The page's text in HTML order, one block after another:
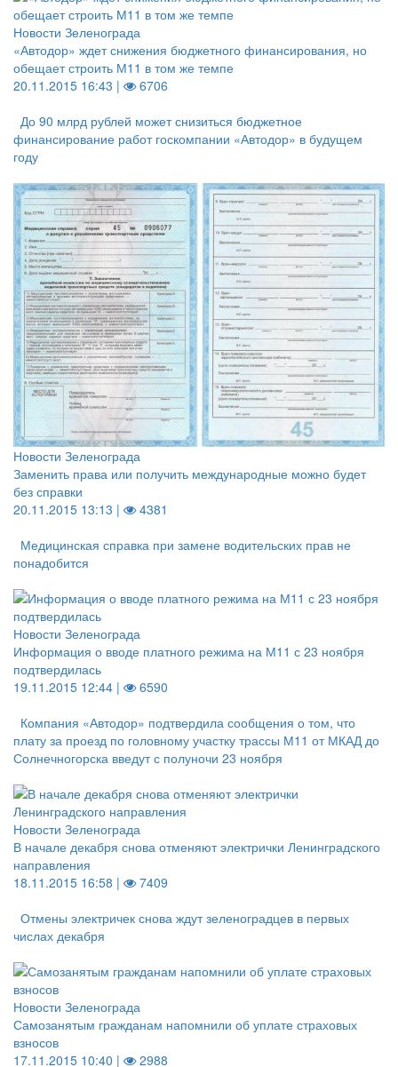
Новости Зеленограда
«Автодор» ждет снижения бюджетного финансирования, но
обещает строить М11 в том же темпе
20.11.2015 16:43 |
6706
До 90 млрд рублей может снизиться бюджетное
финансирование работ госкомпании «Автодор» в будущем
году
Новости Зеленограда
Заменить права или получить международные можно будет
без справки
20.11.2015 13:13 |
4381
Медицинская справка при замене водительских прав не
понадобится
Новости Зеленограда
Информация о вводе платного режима на М11 с 23 ноября
подтвердилась
19.11.2015 12:44 |
6590
Компания «Автодор» подтвердила сообщения о том, что
плату за проезд по головному участку трассы М11 от МКАД до
Солнечногорска введут с полуночи 23 ноября
Новости Зеленограда
В начале декабря снова отменяют электрички Ленинградского
направления
18.11.2015 16:58 |
7409
Отмены электричек снова ждут зеленоградцев в первых
числах декабря
Новости Зеленограда
Самозанятым гражданам напомнили об уплате страховых
взносов
17.11.2015 10:40 |
2988